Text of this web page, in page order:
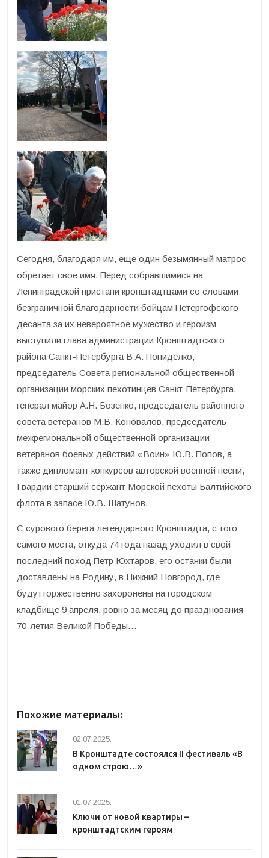
Сегодня, благодаря им, еще один безымянный матрос
обретает свое имя. Перед собравшимися на
Ленинградской пристани кронштадтцами со словами
безграничной благодарности бойцам Петергофского
десанта за их невероятное мужество и героизм
выступили глава администрации Кронштадтского
района Санкт-Петербурга В.А. Пониделко,
председатель Совета региональной общественной
организации морских пехотинцев Санкт-Петербурга,
генерал майор А.Н. Бозенко, председатель районного
совета ветеранов М.В. Коновалов, председатель
межрегиональной общественной организации
ветеранов боевых действий «Воин» Ю.В. Попов, а
также дипломант конкурсов авторской военной песни,
Гвардии старший сержант Морской пехоты Балтийского
флота в запасе Ю.В. Шатунов.
С сурового берега легендарного Кронштадта, с того
самого места, откуда 74 года назад уходил в свой
последний поход Петр Юхтаров, его останки были
доставлены на Родину, в Нижний Новгород, где
будутторжественно захоронены на городском
кладбище 9 апреля, ровно за месяц до празднования
70-летия Великой Победы…
Похожие материалы:
02.07.2025.
В Кронштадте состоялся II фестиваль «В
одном строю…»
01.07.2025.
Ключи от новой квартиры –
кронштадтским героям